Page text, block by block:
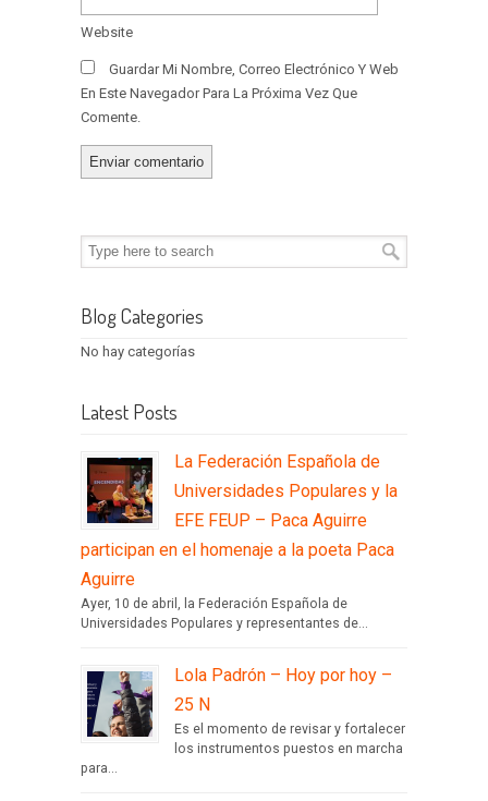
Website
Guardar Mi Nombre, Correo Electrónico Y Web
En Este Navegador Para La Próxima Vez Que
Comente.
Blog Categories
No hay categorías
Latest Posts
La Federación Española de
Universidades Populares y la
EFE FEUP – Paca Aguirre
participan en el homenaje a la poeta Paca
Aguirre
Ayer, 10 de abril, la Federación Española de
Universidades Populares y representantes de...
Lola Padrón – Hoy por hoy –
25 N
Es el momento de revisar y fortalecer
los instrumentos puestos en marcha
para...